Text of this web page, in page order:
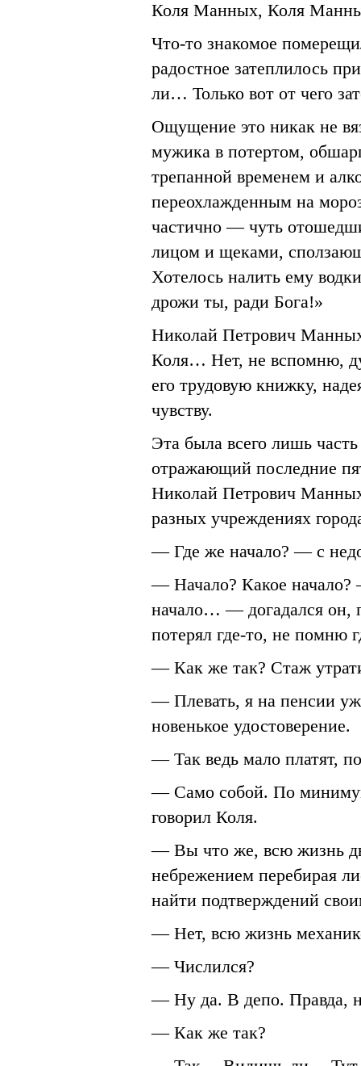
Коля Манных, Коля
Что-то знакомое
радостное затеплилось
ли… Только вот от чего
Ощущение это никак не
мужика в потертом,
трепанной временем и
переохлажденным на
частично — чуть
лицом и щеками,
Хотелось налить ему
дрожи ты, ради Бога!»
Николай Петрович
Коля… Нет, не вспомню,
его трудовую книжку,
чувству.
Эта была всего лишь
отражающий последние
Николай Петрович
разных учреждениях
— Где же начало? — с
— Начало? Какое
начало… — догадался он,
потерял где-то, не
— Как же так? Стаж
— Плевать, я на пенсии
новенькое удостоверение.
— Так ведь мало платят,
— Само собой. По
говорил Коля.
— Вы что же, всю жизнь
небрежением перебирая
найти подтверждений
— Нет, всю жизнь
— Числился?
— Ну да. В депо. Правда,
— Как же так?